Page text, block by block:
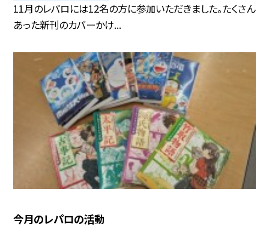
11月のレパロには12名の方に参加いただきました。たくさん
あった新刊のカバーかけ...
今月のレパロの活動